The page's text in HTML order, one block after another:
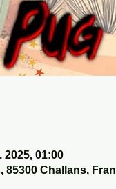
2025, 01:00
85300 Challans,